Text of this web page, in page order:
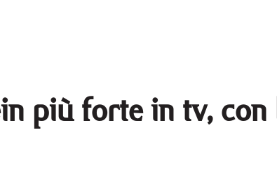
più forte in tv,